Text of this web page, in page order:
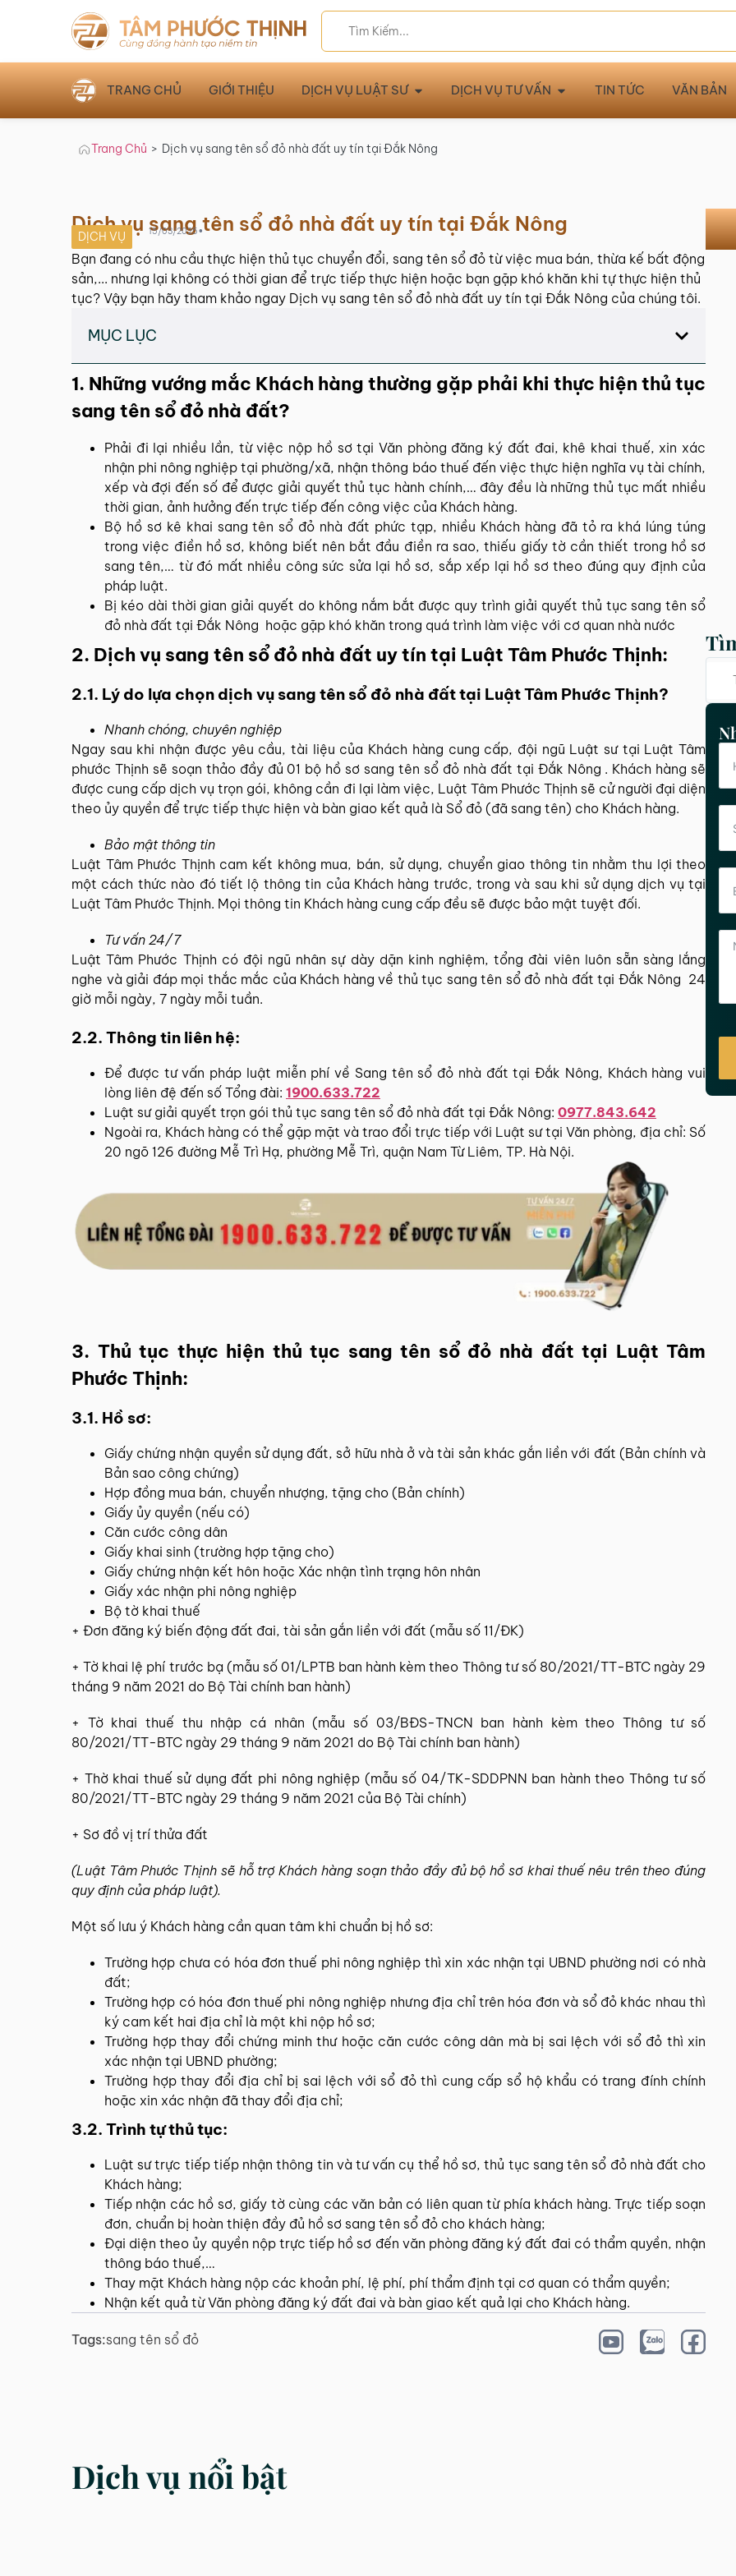
TRANG CHỦ GIỚI THIỆU DỊCH VỤ LUẬT SƯ DỊCH VỤ TƯ VẤN TIN TỨC VĂN BẢN
Trang Chủ > Dịch vụ sang tên sổ đỏ nhà đất uy tín tại Đắk Nông
Dịch vụ sang tên sổ đỏ nhà đất uy tín tại Đắk Nông
DỊCH VỤ 15/03/2025•
Bạn đang có nhu cầu thực hiện thủ tục chuyển đổi, sang tên sổ đỏ từ việc mua bán, thừa kế bất động
sản,... nhưng lại không có thời gian để trực tiếp thực hiện hoặc bạn gặp khó khăn khi tự thực hiện thủ
tục? Vậy bạn hãy tham khảo ngay Dịch vụ sang tên sổ đỏ nhà đất uy tín tại Đắk Nông của chúng tôi.
MỤC LỤC
1. Những vướng mắc Khách hàng thường gặp phải khi thực hiện thủ tục
sang tên sổ đỏ nhà đất?
Phải đi lại nhiều lần, từ việc nộp hồ sơ tại Văn phòng đăng ký đất đai, khê khai thuế, xin xác
nhận phi nông nghiệp tại phường/xã, nhận thông báo thuế đến việc thực hiện nghĩa vụ tài chính,
xếp và đợi đến số để được giải quyết thủ tục hành chính,… đây đều là những thủ tục mất nhiều
thời gian, ảnh hưởng đến trực tiếp đến công việc của Khách hàng.
Bộ hồ sơ kê khai sang tên sổ đỏ nhà đất phức tạp, nhiều Khách hàng đã tỏ ra khá lúng túng
trong việc điền hồ sơ, không biết nên bắt đầu điền ra sao, thiếu giấy tờ cần thiết trong hồ sơ
sang tên,… từ đó mất nhiều công sức sửa lại hồ sơ, sắp xếp lại hồ sơ theo đúng quy định của
pháp luật.
Bị kéo dài thời gian giải quyết do không nắm bắt được quy trình giải quyết thủ tục sang tên sổ
đỏ nhà đất tại Đắk Nông hoặc gặp khó khăn trong quá trình làm việc với cơ quan nhà nước
2. Dịch vụ sang tên sổ đỏ nhà đất uy tín tại Luật Tâm Phước Thịnh:
2.1. Lý do lựa chọn dịch vụ sang tên sổ đỏ nhà đất tại Luật Tâm Phước Thịnh?
Nhanh chóng, chuyên nghiệp
Ngay sau khi nhận được yêu cầu, tài liệu của Khách hàng cung cấp, đội ngũ Luật sư tại Luật Tâm
phước Thịnh sẽ soạn thảo đầy đủ 01 bộ hồ sơ sang tên sổ đỏ nhà đất tại Đắk Nông . Khách hàng sẽ
được cung cấp dịch vụ trọn gói, không cần đi lại làm việc, Luật Tâm Phước Thịnh sẽ cử người đại diện
theo ủy quyền để trực tiếp thực hiện và bàn giao kết quả là Sổ đỏ (đã sang tên) cho Khách hàng.
Bảo mật thông tin
Luật Tâm Phước Thịnh cam kết không mua, bán, sử dụng, chuyển giao thông tin nhằm thu lợi theo
một cách thức nào đó tiết lộ thông tin của Khách hàng trước, trong và sau khi sử dụng dịch vụ tại
Luật Tâm Phước Thịnh. Mọi thông tin Khách hàng cung cấp đều sẽ được bảo mật tuyệt đối.
Tư vấn 24/7
Luật Tâm Phước Thịnh có đội ngũ nhân sự dày dặn kinh nghiệm, tổng đài viên luôn sẵn sàng lắng
nghe và giải đáp mọi thắc mắc của Khách hàng về thủ tục sang tên sổ đỏ nhà đất tại Đắk Nông 24
giờ mỗi ngày, 7 ngày mỗi tuần.
2.2. Thông tin liên hệ:
Để được tư vấn pháp luật miễn phí về Sang tên sổ đỏ nhà đất tại Đắk Nông, Khách hàng vui
lòng liên đệ đến số Tổng đài: 1900.633.722
Luật sư giải quyết trọn gói thủ tục sang tên sổ đỏ nhà đất tại Đắk Nông: 0977.843.642
Ngoài ra, Khách hàng có thể gặp mặt và trao đổi trực tiếp với Luật sư tại Văn phòng, địa chỉ: Số
20 ngõ 126 đường Mễ Trì Hạ, phường Mễ Trì, quận Nam Từ Liêm, TP. Hà Nội.
3. Thủ tục thực hiện thủ tục sang tên sổ đỏ nhà đất tại Luật Tâm
Phước Thịnh:
3.1. Hồ sơ:
Giấy chứng nhận quyền sử dụng đất, sở hữu nhà ở và tài sản khác gắn liền với đất (Bản chính và
Bản sao công chứng)
Hợp đồng mua bán, chuyển nhượng, tặng cho (Bản chính)
Giấy ủy quyền (nếu có)
Căn cước công dân
Giấy khai sinh (trường hợp tặng cho)
Giấy chứng nhận kết hôn hoặc Xác nhận tình trạng hôn nhân
Giấy xác nhận phi nông nghiệp
Bộ tờ khai thuế
+ Đơn đăng ký biến động đất đai, tài sản gắn liền với đất (mẫu số 11/ĐK)
+ Tờ khai lệ phí trước bạ (mẫu số 01/LPTB ban hành kèm theo Thông tư số 80/2021/TT-BTC ngày 29
tháng 9 năm 2021 do Bộ Tài chính ban hành)
+ Tờ khai thuế thu nhập cá nhân (mẫu số 03/BĐS-TNCN ban hành kèm theo Thông tư số
80/2021/TT-BTC ngày 29 tháng 9 năm 2021 do Bộ Tài chính ban hành)
+ Thờ khai thuế sử dụng đất phi nông nghiệp (mẫu số 04/TK-SDDPNN ban hành theo Thông tư số
80/2021/TT-BTC ngày 29 tháng 9 năm 2021 của Bộ Tài chính)
+ Sơ đồ vị trí thửa đất
(Luật Tâm Phước Thịnh sẽ hỗ trợ Khách hàng soạn thảo đầy đủ bộ hồ sơ khai thuế nêu trên theo đúng
quy định của pháp luật).
Một số lưu ý Khách hàng cần quan tâm khi chuẩn bị hồ sơ:
Trường hợp chưa có hóa đơn thuế phi nông nghiệp thì xin xác nhận tại UBND phường nơi có nhà
đất;
Trường hợp có hóa đơn thuế phi nông nghiệp nhưng địa chỉ trên hóa đơn và sổ đỏ khác nhau thì
ký cam kết hai địa chỉ là một khi nộp hồ sơ;
Trường hợp thay đổi chứng minh thư hoặc căn cước công dân mà bị sai lệch với sổ đỏ thì xin
xác nhận tại UBND phường;
Trường hợp thay đổi địa chỉ bị sai lệch với sổ đỏ thì cung cấp sổ hộ khẩu có trang đính chính
hoặc xin xác nhận đã thay đổi địa chỉ;
3.2. Trình tự thủ tục:
Luật sư trực tiếp tiếp nhận thông tin và tư vấn cụ thể hồ sơ, thủ tục sang tên sổ đỏ nhà đất cho
Khách hàng;
Tiếp nhận các hồ sơ, giấy tờ cùng các văn bản có liên quan từ phía khách hàng. Trực tiếp soạn
đơn, chuẩn bị hoàn thiện đầy đủ hồ sơ sang tên sổ đỏ cho khách hàng;
Đại diện theo ủy quyền nộp trực tiếp hồ sơ đến văn phòng đăng ký đất đai có thẩm quyền, nhận
thông báo thuế,…
Thay mặt Khách hàng nộp các khoản phí, lệ phí, phí thẩm định tại cơ quan có thẩm quyền;
Nhận kết quả từ Văn phòng đăng ký đất đai và bàn giao kết quả lại cho Khách hàng.
Tags:sang tên sổ đỏ
Dịch vụ nổi bật